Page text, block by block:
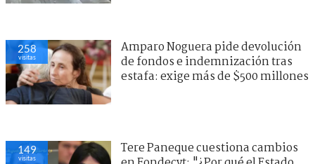
258
visitas
Amparo Noguera pide devolución
de fondos e indemnización tras
estafa: exige más de $500 millones
149
visitas
Tere Paneque cuestiona cambios